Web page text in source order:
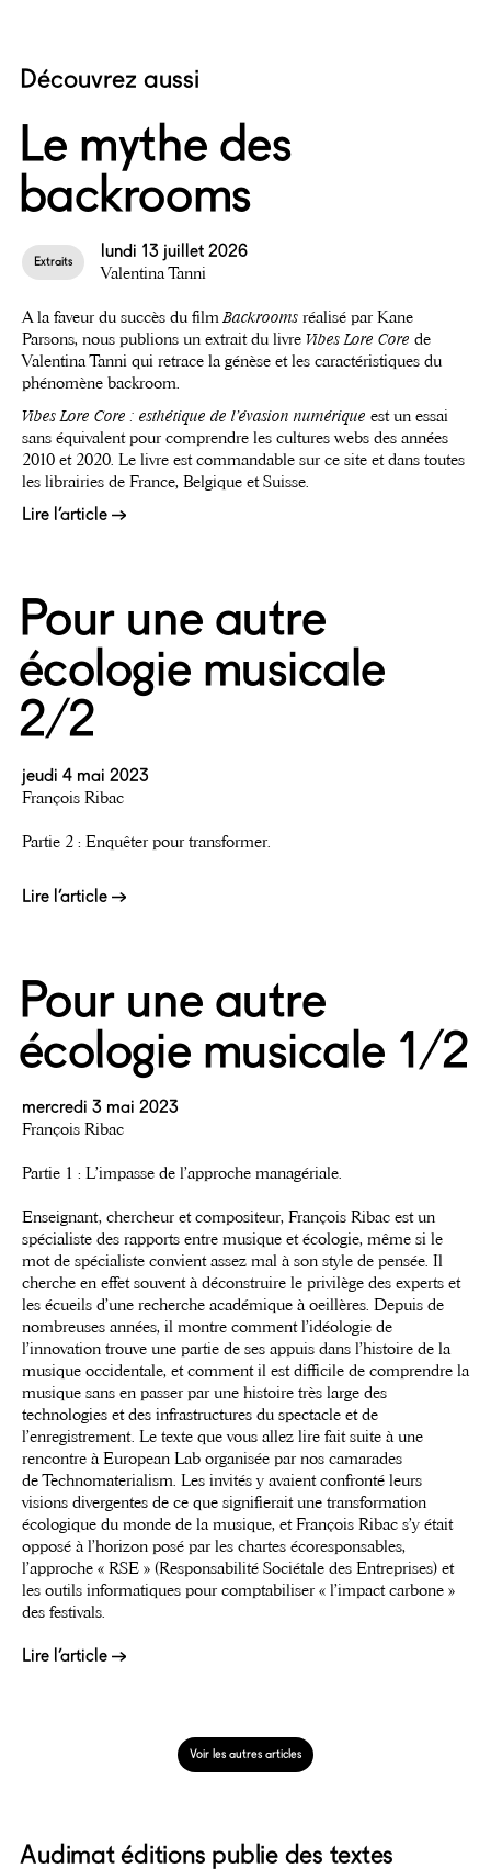
Découvrez aussi
Le mythe des
backrooms
Extraits
lundi 13 juillet 2026
Valentina Tanni
A la faveur du succès du film Backrooms réalisé par Kane
Parsons, nous publions un extrait du livre Vibes Lore Core de
Valentina Tanni qui retrace la génèse et les caractéristiques du
phénomène backroom.
Vibes Lore Core : esthétique de l’évasion numérique est un essai
sans équivalent pour comprendre les cultures webs des années
2010 et 2020. Le livre est commandable sur ce site et dans toutes
les librairies de France, Belgique et Suisse.
Lire l’article
Pour une autre
écologie musicale
2/2
jeudi 4 mai 2023
François Ribac
Partie 2 : Enquêter pour transformer.
Lire l’article
Pour une autre
écologie musicale 1/2
mercredi 3 mai 2023
François Ribac
Partie 1 : L’impasse de l’approche managériale.
Enseignant, chercheur et compositeur, François Ribac est un
spécialiste des rapports entre musique et écologie, même si le
mot de spécialiste convient assez mal à son style de pensée. Il
cherche en effet souvent à déconstruire le privilège des experts et
les écueils d’une recherche académique à oeillères. Depuis de
nombreuses années, il montre comment l’idéologie de
l’innovation trouve une partie de ses appuis dans l’histoire de la
musique occidentale, et comment il est difficile de comprendre la
musique sans en passer par une histoire très large des
technologies et des infrastructures du spectacle et de
l’enregistrement. Le texte que vous allez lire fait suite à une
rencontre à European Lab organisée par nos camarades
de Technomaterialism. Les invités y avaient confronté leurs
visions divergentes de ce que signifierait une transformation
écologique du monde de la musique, et François Ribac s’y était
opposé à l’horizon posé par les chartes écoresponsables,
l’approche « RSE » (Responsabilité Sociétale des Entreprises) et
les outils informatiques pour comptabiliser « l’impact carbone »
des festivals.
Lire l’article
Voir les autres articles
Audimat éditions publie des textes